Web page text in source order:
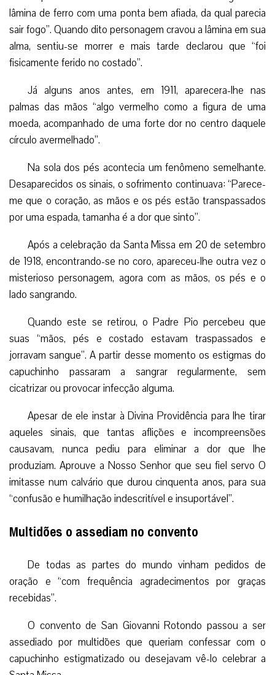
lâmina de ferro com uma ponta bem afiada, da qual parecia
sair fogo”. Quando dito personagem cravou a lâmina em sua
alma, sentiu-se morrer e mais tarde declarou que “foi
fisicamente ferido no costado”.
Já alguns anos antes, em 1911, aparecera-lhe nas
palmas das mãos “algo vermelho como a figura de uma
moeda, acompanhado de uma forte dor no centro daquele
círculo avermelhado”.
Na sola dos pés acontecia um fenômeno semelhante.
Desaparecidos os sinais, o sofrimento continuava: “Parece-
me que o coração, as mãos e os pés estão transpassados
por uma espada, tamanha é a dor que sinto”.
Após a celebração da Santa Missa em 20 de setembro
de 1918, encontrando-se no coro, apareceu-lhe outra vez o
misterioso personagem, agora com as mãos, os pés e o
lado sangrando.
Quando este se retirou, o Padre Pio percebeu que
suas “mãos, pés e costado estavam traspassados e
jorravam sangue”. A partir desse momento os estigmas do
capuchinho passaram a sangrar regularmente, sem
cicatrizar ou provocar infecção alguma.
Apesar de ele instar à Divina Providência para lhe tirar
aqueles sinais, que tantas aflições e incompreensões
causavam, nunca pediu para eliminar a dor que lhe
produziam. Aprouve a Nosso Senhor que seu fiel servo O
imitasse num calvário que durou cinquenta anos, para sua
“confusão e humilhação indescritível e insuportável”.
Multidões o assediam no convento
De todas as partes do mundo vinham pedidos de
oração e “com frequência agradecimentos por graças
recebidas”.
O convento de San Giovanni Rotondo passou a ser
assediado por multidões que queriam confessar com o
capuchinho estigmatizado ou desejavam vê-lo celebrar a